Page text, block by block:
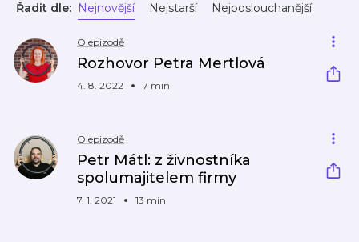
Řadit dle: Nejnovější Nejstarší Nejposlouchanější
O epizodě
Rozhovor Petra Mertlová
4. 8. 2022 7 min
O epizodě
Petr Mátl: z živnostníka
spolumajitelem firmy
7. 1. 2021 13 min